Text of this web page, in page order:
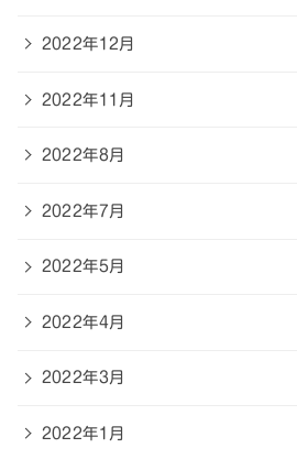
2022年12月
2022年11月
2022年8月
2022年7月
2022年5月
2022年4月
2022年3月
2022年1月